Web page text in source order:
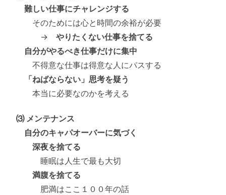
難しい仕事にチャレンジする
そのためには心と時間の余裕が必要
→ やりたくない仕事を捨てる
自分がやるべき仕事だけに集中
不得意な仕事は得意な人にパスする
「ねばならない」思考を疑う
本当に必要なのかを考える
⑶ メンテナンス
自分のキャパオーバーに気づく
深夜を捨てる
睡眠は人生で最も大切
満腹を捨てる
肥満はここ１００年の話